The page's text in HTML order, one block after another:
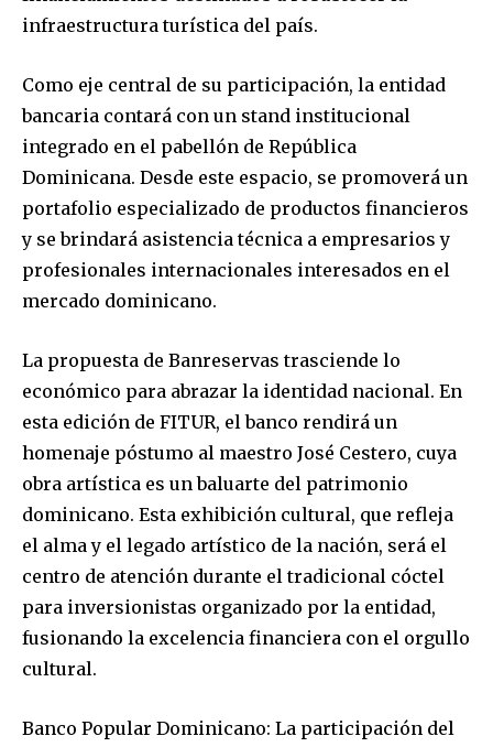
infraestructura turística del país.
Como eje central de su participación, la entidad
bancaria contará con un stand institucional
integrado en el pabellón de República
Dominicana. Desde este espacio, se promoverá un
portafolio especializado de productos financieros
y se brindará asistencia técnica a empresarios y
profesionales internacionales interesados en el
mercado dominicano.
La propuesta de Banreservas trasciende lo
económico para abrazar la identidad nacional. En
esta edición de FITUR, el banco rendirá un
homenaje póstumo al maestro José Cestero, cuya
obra artística es un baluarte del patrimonio
dominicano. Esta exhibición cultural, que refleja
el alma y el legado artístico de la nación, será el
centro de atención durante el tradicional cóctel
para inversionistas organizado por la entidad,
fusionando la excelencia financiera con el orgullo
cultural.
Banco Popular Dominicano: La participación del